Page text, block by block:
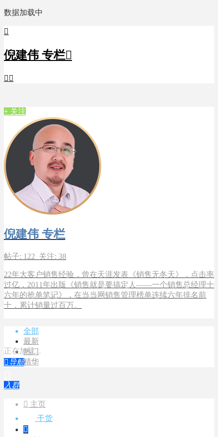
数据加载中

倪建伟 专栏
 
+ 关注
倪建伟 专栏
帖子: 122 关注: 38
22年大客户销售经验，曾在天涯发表《销售无冬天》，点击率
过亿，2011年出版《销售就是要搞定人――一个销售总经理十
六年的抢单笔记》，在当当网销售管理榜单连续六年排名前
十，累计销量过百万。
全部
最新
热门
精华
正在加载...
导航
入群
 主页
干货
